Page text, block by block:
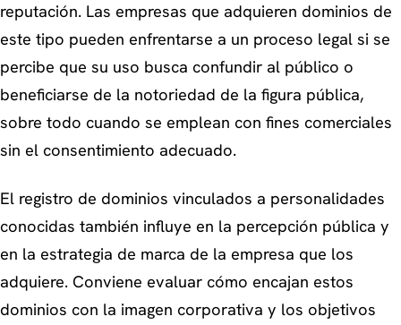
reputación. Las empresas que adquieren dominios de
este tipo pueden enfrentarse a un proceso legal si se
percibe que su uso busca confundir al público o
beneficiarse de la notoriedad de la figura pública,
sobre todo cuando se emplean con fines comerciales
sin el consentimiento adecuado.
El registro de dominios vinculados a personalidades
conocidas también influye en la percepción pública y
en la estrategia de marca de la empresa que los
adquiere. Conviene evaluar cómo encajan estos
dominios con la imagen corporativa y los objetivos